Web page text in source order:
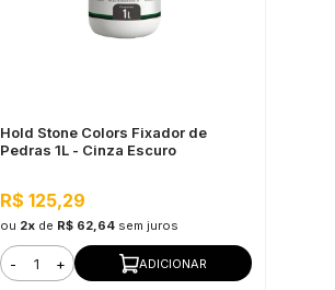
Hold Stone Colors Fixador de
Pedras 1L - Cinza Escuro
R$ 125,29
ou 2xde R$ 62,64 sem juros
- + ADICIONAR